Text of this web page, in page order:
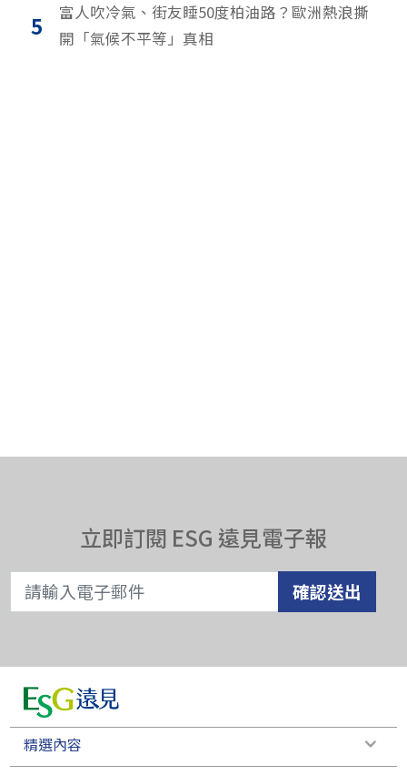
5
富人吹冷氣、街友睡50度柏油路？歐洲熱浪撕
開「氣候不平等」真相
立即訂閱 ESG 遠見電子報
確認送出
精選內容